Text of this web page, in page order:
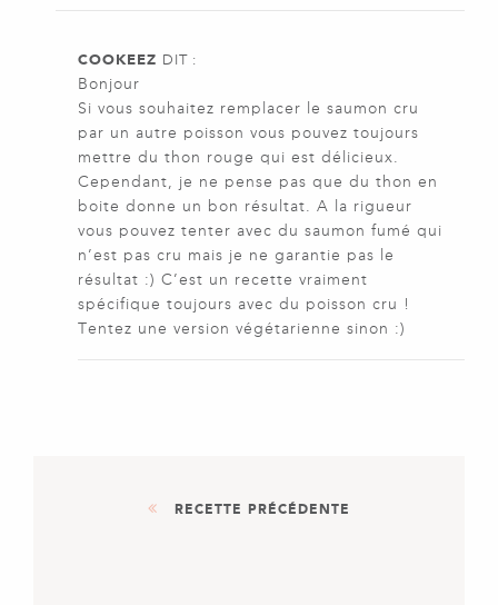
COOKEEZ DIT :
Bonjour
Si vous souhaitez remplacer le saumon cru
par un autre poisson vous pouvez toujours
mettre du thon rouge qui est délicieux.
Cependant, je ne pense pas que du thon en
boite donne un bon résultat. A la rigueur
vous pouvez tenter avec du saumon fumé qui
n’est pas cru mais je ne garantie pas le
résultat :) C’est un recette vraiment
spécifique toujours avec du poisson cru !
Tentez une version végétarienne sinon :)
RECETTE PRÉCÉDENTE